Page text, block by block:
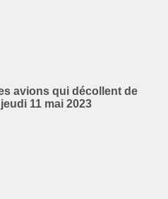
avions qui décollent de
11 mai 2023